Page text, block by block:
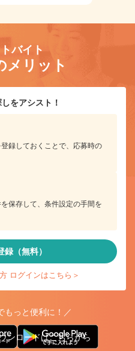
バイト
メリット
をアシスト！
録しておくことで、応募時の
保存して、条件設定の手間を
録（無料）
ログインはこちら＞
もっと便利に！／
ンロードはこちらから